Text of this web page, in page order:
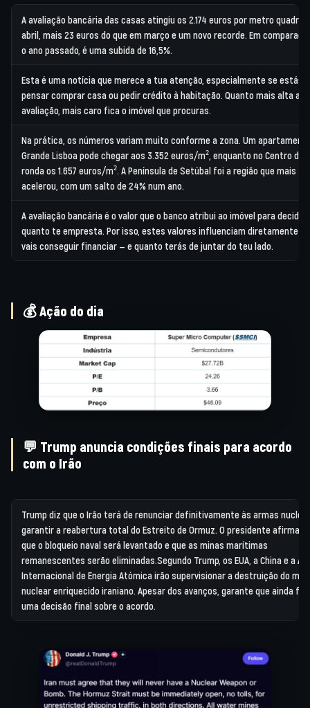
A avaliação bancária das casas atingiu os 2.174 euros por metro
abril, mais 23 euros do que em março e um novo recorde. Em
o ano passado, é uma subida de 16,5%.
Esta é uma notícia que merece a tua atenção, especialmente se estás a
pensar comprar casa ou pedir crédito à habitação. Quanto mais alta a
avaliação, mais caro fica o imóvel que procuras.
Na prática, os números variam muito conforme a zona. Um
Grande Lisboa pode chegar aos 3.352 euros/m², enquanto no Centro do
ronda os 1.657 euros/m². A Península de Setúbal foi a região que mais
acelerou, com um salto de 24% num ano.
A avaliação bancária é o valor que o banco atribui ao imóvel para decidir
quanto te empresta. Por isso, estes valores influenciam diretamente
vais conseguir financiar — e quanto terás de juntar do teu lado.
💰 Ação do dia
💬 Trump anuncia condições finais para acordo
com o Irão
Trump diz que o Irão terá de renunciar definitivamente às armas
garantir a reabertura total do Estreito de Ormuz. O presidente afirma
que o bloqueio naval será levantado e que as minas marítimas
remanescentes serão eliminadas.Segundo Trump, os EUA, a China e a
Internacional de Energia Atómica irão supervisionar a destruição do
nuclear enriquecido iraniano. Apesar dos avanços, garante que ainda
uma decisão final sobre o acordo.